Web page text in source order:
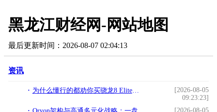
黑龙江财经网-网站地图
最后更新时间：2026-08-07 02:04:13
资讯
为什么懂行的都劝你买骁龙8 Elite，看完这篇就懂了
[2026-08-05
09:23:23]
[2026-08-05